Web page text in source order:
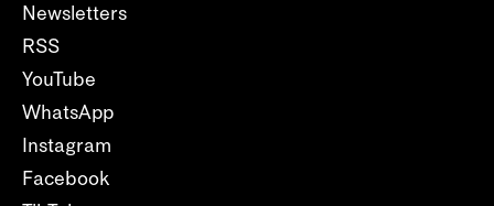
Newsletters
RSS
YouTube
WhatsApp
Instagram
Facebook